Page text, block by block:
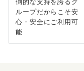
倒的な支持を誇るグ
ループだからこそ安
心・安全にご利用可
能